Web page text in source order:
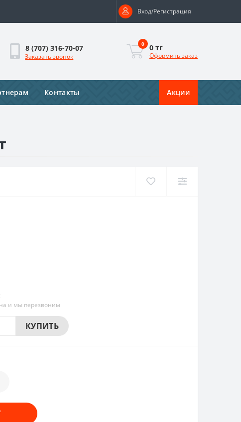
Вход/Регистрация
8 (707) 316-70-07
Заказать звонок
0 0 тг
Оформить заказ
Контакты Акции
и мы перезвоним
КУПИТЬ